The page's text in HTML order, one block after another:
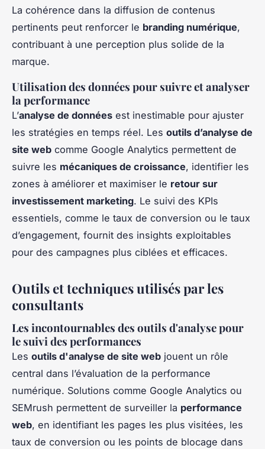
La cohérence dans la diffusion de contenus
pertinents peut renforcer le branding numérique,
contribuant à une perception plus solide de la
marque.
Utilisation des données pour suivre et analyser
la performance
L’analyse de données est inestimable pour ajuster
les stratégies en temps réel. Les outils d’analyse de
site web comme Google Analytics permettent de
suivre les mécaniques de croissance, identifier les
zones à améliorer et maximiser le retour sur
investissement marketing. Le suivi des KPIs
essentiels, comme le taux de conversion ou le taux
d’engagement, fournit des insights exploitables
pour des campagnes plus ciblées et efficaces.
Outils et techniques utilisés par les
consultants
Les incontournables des outils d'analyse pour
le suivi des performances
Les outils d'analyse de site web jouent un rôle
central dans l’évaluation de la performance
numérique. Solutions comme Google Analytics ou
SEMrush permettent de surveiller la performance
web, en identifiant les pages les plus visitées, les
taux de conversion ou les points de blocage dans